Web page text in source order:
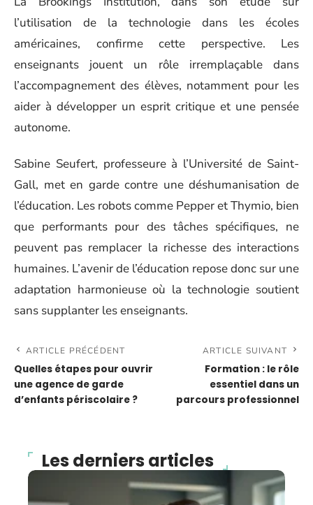
l’utilisation de la technologie dans les écoles
américaines, confirme cette perspective. Les
enseignants jouent un rôle irremplaçable dans
l’accompagnement des élèves, notamment pour les
aider à développer un esprit critique et une pensée
autonome.
Sabine Seufert, professeure à l’Université de Saint-
Gall, met en garde contre une déshumanisation de
l’éducation. Les robots comme Pepper et Thymio, bien
que performants pour des tâches spécifiques, ne
peuvent pas remplacer la richesse des interactions
humaines. L’avenir de l’éducation repose donc sur une
adaptation harmonieuse où la technologie soutient
sans supplanter les enseignants.
ARTICLE PRÉCÉDENT
Quelles étapes pour ouvrir
une agence de garde
d’enfants périscolaire ?
ARTICLE SUIVANT
Formation : le rôle
essentiel dans un
parcours professionnel
Les derniers articles